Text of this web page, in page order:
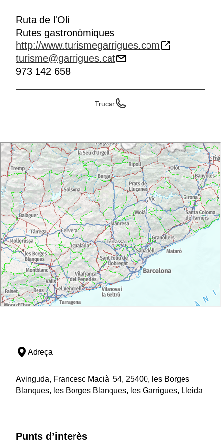
Ruta de l'Oli
Rutes gastronòmiques
http://www.turismegarrigues.com
turisme@garrigues.cat
973 142 658
Trucar
Adreça
Avinguda, Francesc Macià, 54, 25400, les Borges
Blanques, les Borges Blanques, les Garrigues, Lleida
Punts d’interès